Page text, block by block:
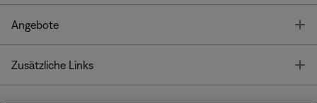
Angebote
Zusätzliche Links